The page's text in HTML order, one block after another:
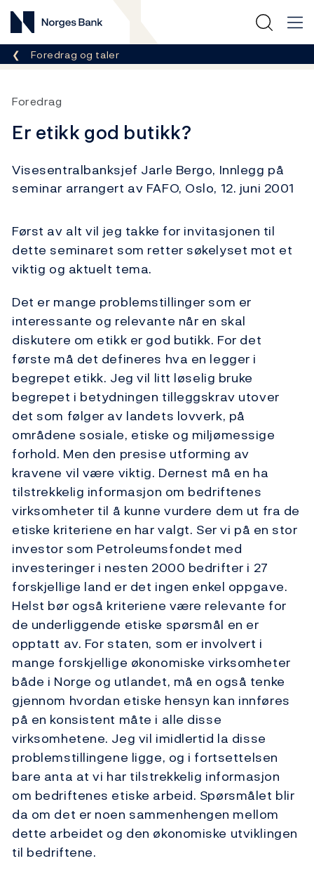
Norges Bank
Her er du nå:
Foredrag og taler
Foredrag
Er etikk god butikk?
Visesentralbanksjef Jarle Bergo, Innlegg på
seminar arrangert av FAFO, Oslo, 12. juni 2001
Først av alt vil jeg takke for invitasjonen til
dette seminaret som retter søkelyset mot et
viktig og aktuelt tema.
Det er mange problemstillinger som er
interessante og relevante når en skal
diskutere om etikk er god butikk. For det
første må det defineres hva en legger i
begrepet etikk. Jeg vil litt løselig bruke
begrepet i betydningen tilleggskrav utover
det som følger av landets lovverk, på
områdene sosiale, etiske og miljømessige
forhold. Men den presise utforming av
kravene vil være viktig. Dernest må en ha
tilstrekkelig informasjon om bedriftenes
virksomheter til å kunne vurdere dem ut fra de
etiske kriteriene en har valgt. Ser vi på en stor
investor som Petroleumsfondet med
investeringer i nesten 2000 bedrifter i 27
forskjellige land er det ingen enkel oppgave.
Helst bør også kriteriene være relevante for
de underliggende etiske spørsmål en er
opptatt av. For staten, som er involvert i
mange forskjellige økonomiske virksomheter
både i Norge og utlandet, må en også tenke
gjennom hvordan etiske hensyn kan innføres
på en konsistent måte i alle disse
virksomhetene. Jeg vil imidlertid la disse
problemstillingene ligge, og i fortsettelsen
bare anta at vi har tilstrekkelig informasjon
om bedriftenes etiske arbeid. Spørsmålet blir
da om det er noen sammenhengen mellom
dette arbeidet og den økonomiske utviklingen
til bedriftene.